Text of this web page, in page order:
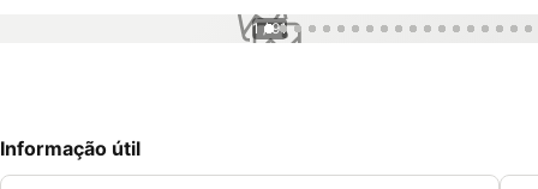
1 / 91
Informação útil